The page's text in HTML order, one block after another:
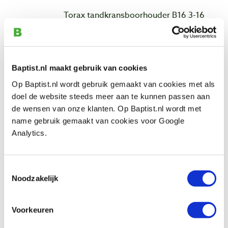
Baptist.nl maakt gebruik van cookies
Op Baptist.nl wordt gebruik gemaakt van cookies met als
doel de website steeds meer aan te kunnen passen aan
de wensen van onze klanten. Op Baptist.nl wordt met
name gebruik gemaakt van cookies voor Google
Analytics.
Noodzakelijk
Voorkeuren
Torax tandkransboorhouder B16 3-16
€ 37,64 excl. VAT
In stock
Compare
Productnumber: 366073